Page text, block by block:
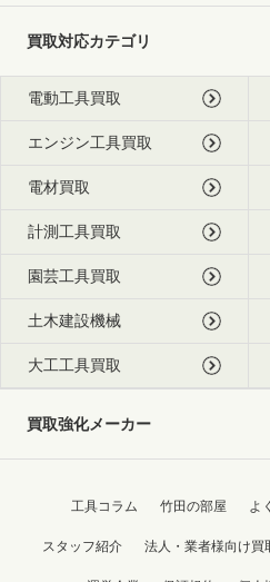
買取対応カテゴリ
電動工具買取
エンジン工具買取
電材買取
計測工具買取
園芸工具買取
土木建設機械
大工工具買取
買取強化メーカー
工具コラム 竹田の部屋 よ
スタッフ紹介 法人・業者様向け買